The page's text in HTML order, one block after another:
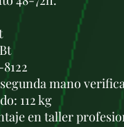
mano
112 kg
en taller